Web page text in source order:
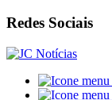
Redes Sociais